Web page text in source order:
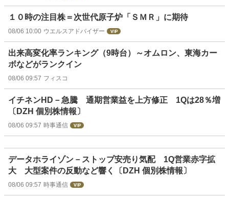
１０時の注目株＝次世代原子炉「ＳＭＲ」に期待
08/06 10:00 ウエルスアドバイザー
出来高変化率ランキング（9時台）～オムロン、東海カー
ボなどがランクイン
08/06 09:57 フィスコ
イチネンHD－急騰 通期営業益を上方修正 1Qは28％増
〔DZH 個別株情報〕
08/06 09:57 時事通信
データホライゾン－ストップ安売り気配 1Q営業赤字拡
大 大型案件の反動など響く〔DZH 個別株情報〕
08/06 09:57 時事通信